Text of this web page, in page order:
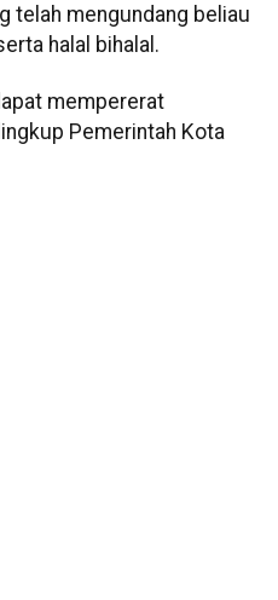
telah mengundang beliau
halal bihalal.
mempererat
Pemerintah Kota